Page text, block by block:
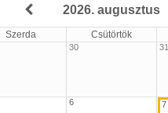
2026. augusztus
Szerda Csütörtök
30 31
6 7